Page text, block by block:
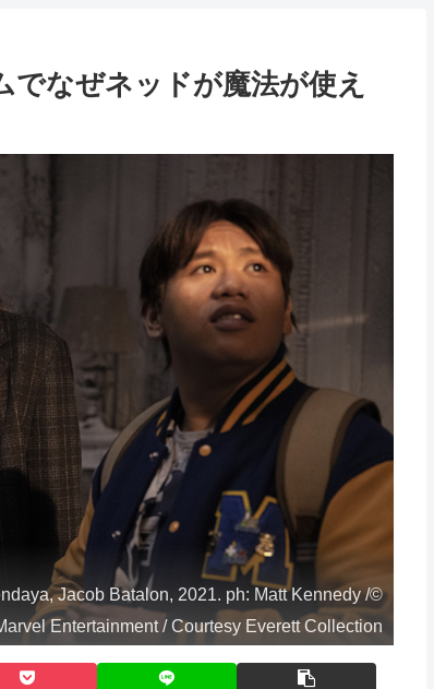
なぜネッドが魔法が使え
Jacob Batalon, 2021. ph: Matt Kennedy /©
Entertainment / Courtesy Everett Collection